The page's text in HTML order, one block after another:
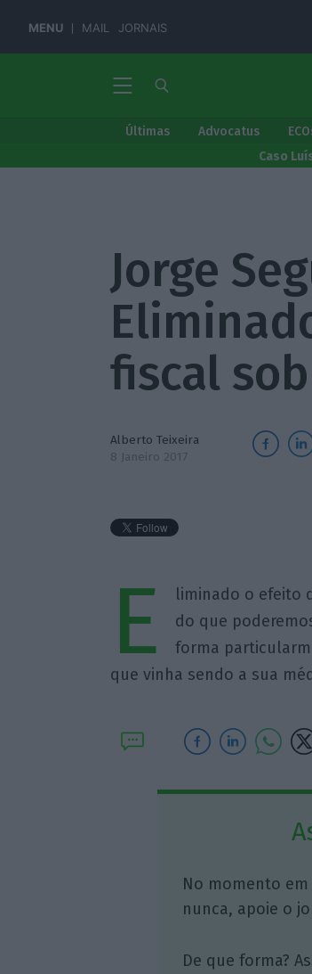
MENU MAIL JORNAIS
Últimas Advocatus
Caso
Jorge
fiscal
Alberto Teixeira
8 Janeiro 2017
E
liminado o efeito
do que
forma
que vinha sendo a sua
No momento
nunca, apoie o
De que forma?